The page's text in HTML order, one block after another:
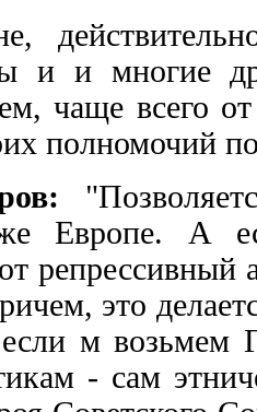
и и многие
чаще всего
полномочий
же Европе. А
это
м возьмем
- сам